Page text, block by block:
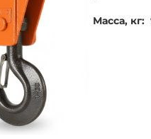
Масса, кг: